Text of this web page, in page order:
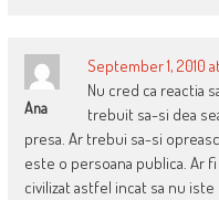
Ana
September 1, 2010
Nu cred ca reactia
trebuit sa-si dea
presa. Ar trebui sa-si
este o persoana publica. Ar
civilizat astfel incat sa nu